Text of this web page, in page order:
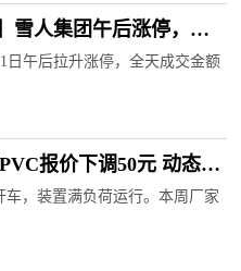
雪人集团午后涨停，游
日午后拉升涨停，全天成交金额
报价下调50元 动态焦
车，装置满负荷运行。本周厂家